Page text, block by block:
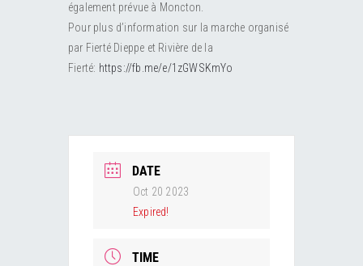
également prévue à Moncton.
Pour plus d’information sur la marche organisé
par Fierté Dieppe et Rivière de la
Fierté: https://fb.me/e/1zGWSKmYo
DATE
Oct 20 2023
Expired!
TIME